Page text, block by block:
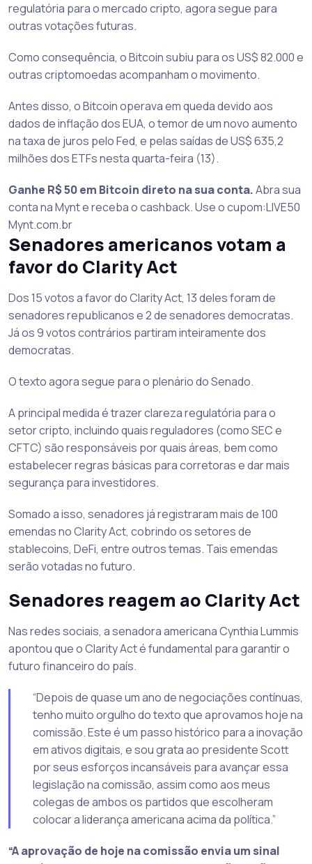
regulatória para o mercado cripto, agora segue para
outras votações futuras.
Como consequência, o Bitcoin subiu para os US$ 82.000 e
outras criptomoedas acompanham o movimento.
Antes disso, o Bitcoin operava em queda devido aos
dados de inflação dos EUA, o temor de um novo aumento
na taxa de juros pelo Fed, e pelas saídas de US$ 635,2
milhões dos ETFs nesta quarta-feira (13).
Ganhe R$ 50 em Bitcoin direto na sua conta.Abra sua
conta na Mynt e receba o cashback. Use o cupom:LIVE50
Mynt.com.br
Senadores americanos votam a
favor do Clarity Act
Dos 15 votos a favor do Clarity Act, 13 deles foram de
senadores republicanos e 2 de senadores democratas.
Já os 9 votos contrários partiram inteiramente dos
democratas.
O texto agora segue para o plenário do Senado.
A principal medida é trazer clareza regulatória para o
setor cripto, incluindo quais reguladores (como SEC e
CFTC) são responsáveis por quais áreas, bem como
estabelecer regras básicas para corretoras e dar mais
segurança para investidores.
Somado a isso, senadores já registraram mais de 100
emendas no Clarity Act, cobrindo os setores de
stablecoins, DeFi, entre outros temas. Tais emendas
serão votadas no futuro.
Senadores reagem ao Clarity Act
Nas redes sociais, a senadora americana Cynthia Lummis
apontou que o Clarity Act é fundamental para garantir o
futuro financeiro do país.
“Depois de quase um ano de negociações contínuas,
tenho muito orgulho do texto que aprovamos hoje na
comissão. Este é um passo histórico para a inovação
em ativos digitais, e sou grata ao presidente Scott
por seus esforços incansáveis para avançar essa
legislação na comissão, assim como aos meus
colegas de ambos os partidos que escolheram
colocar a liderança americana acima da política.”
“A aprovação de hoje na comissão envia um sinal